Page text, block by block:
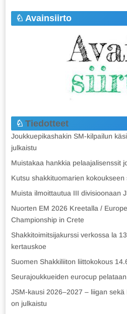
Avainsiirto
Tiedotteet
Joukkuepikashakin SM-kilpailun
julkaistu
Muistakaa hankkia pelaajalisenssit
Kutsu shakkituomarien kokoukseen
Muista ilmoittautua III divisioonaan
Nuorten EM 2026 Kreetalla /
Championship in Crete
Shakkitoimitsijakurssi verkossa la
kertauskoe
Suomen Shakkiliiton liittokokous
Seurajoukkueiden eurocup
JSM-kausi 2026–2027 – liigan
on julkaistu